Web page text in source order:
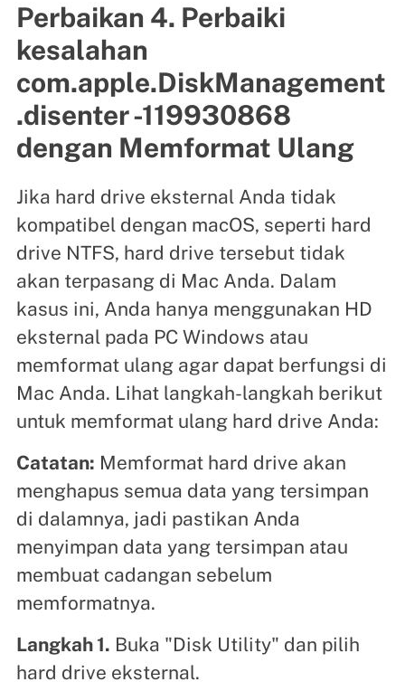
Perbaikan 4. Perbaiki
kesalahan
com.apple.DiskManagement
.disenter -119930868
dengan Memformat Ulang
Jika hard drive eksternal Anda tidak
kompatibel dengan macOS, seperti hard
drive NTFS, hard drive tersebut tidak
akan terpasang di Mac Anda. Dalam
kasus ini, Anda hanya menggunakan HD
eksternal pada PC Windows atau
memformat ulang agar dapat berfungsi di
Mac Anda. Lihat langkah-langkah berikut
untuk memformat ulang hard drive Anda:
Catatan: Memformat hard drive akan
menghapus semua data yang tersimpan
di dalamnya, jadi pastikan Anda
menyimpan data yang tersimpan atau
membuat cadangan sebelum
memformatnya.
Langkah 1. Buka "Disk Utility" dan pilih
hard drive eksternal.